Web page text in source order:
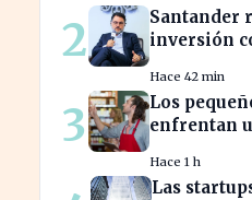
2
Santander
inversión
Hace 42 min
3
Los
enfrentan
Hace 1 h
Las